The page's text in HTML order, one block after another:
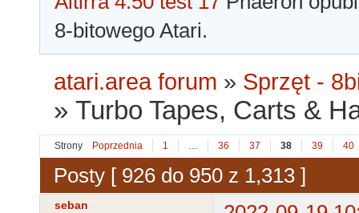
8-bitowego Atari.
atari.area forum » Sprzęt -
»Turbo Tapes, Carts &
Strony Poprzednia 1 … 36 37 38 39 40
Posty [ 926 do 950 z 1,313 ]
seban